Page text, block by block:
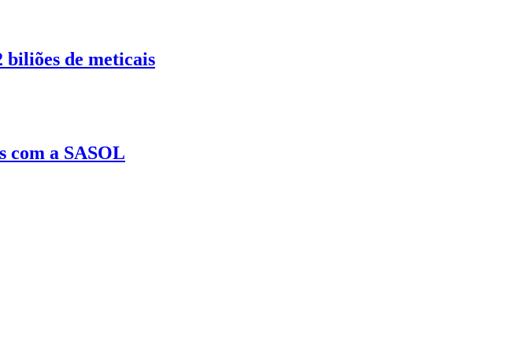
biliões de meticais
com a SASOL